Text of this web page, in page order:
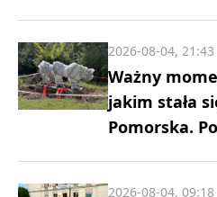
Ważny
jakim stała
Pomorska.
2026-08-04, 21:43
2026-08-04, 09:18